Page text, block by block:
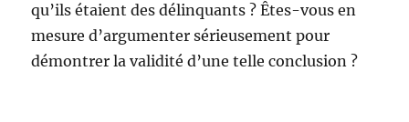
qu’ils étaient des délinquants ? Êtes-vous en
mesure d’argumenter sérieusement pour
démontrer la validité d’une telle conclusion ?